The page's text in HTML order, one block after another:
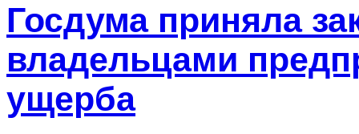
Госдума приняла
владельцами
ущерба